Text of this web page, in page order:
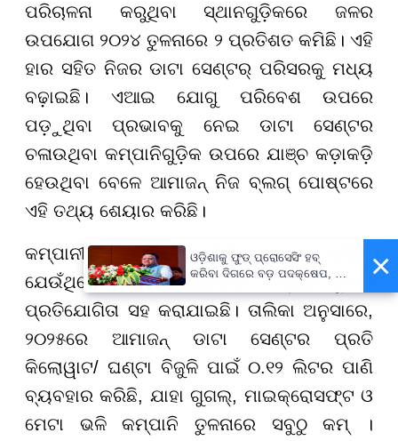
ପରିଚାଳନା କରୁଥିବା ସ୍ଥାନଗୁଡ଼ିକରେ ଜଳର
ଉପଯୋଗ ୨୦୨୪ ତୁଳନାରେ ୨ ପ୍ରତିଶତ କମିଛି। ଏହି
ହାର ସହିତ ନିଜର ଡାଟା ସେଣ୍ଟର୍ ପରିସରକୁ ମଧ୍ୟ
ବଢ଼ାଇଛି। ଏଆଇ ଯୋଗୁ ପରିବେଶ ଉପରେ
ପଡ଼ୁଥିବା ପ୍ରଭାବକୁ ନେଇ ଡାଟା ସେଣ୍ଟର
ଚଳାଉଥିବା କମ୍ପାନିଗୁଡ଼ିକ ଉପରେ ଯାଞ୍ଚ କଡ଼ାକଡ଼ି
ହେଉଥିବା ବେଳେ ଆମାଜନ୍ ନିଜ ବ୍ଲଗ୍ ପୋଷ୍ଟରେ
ଏହି ତଥ୍ୟ ଶେୟାର କରିଛି।
କମ୍ପାନୀ ପୋଷ୍ଟରେ ଏକ ତାଲିକା ଶେୟାର କରିଛି,
ଯେଉଁଥିରେ ପାଣି ଉପଯୋଗର ତଥ୍ୟର ତୁଳନା
ପ୍ରତିଯୋଗିତା ସହ କରାଯାଇଛି। ତାଲିକା ଅନୁସାରେ,
୨୦୨୫ରେ ଆମାଜନ୍ ଡାଟା ସେଣ୍ଟର ପ୍ରତି
କିଲୋୱାଟ/ ଘଣ୍ଟା ବିଜୁଳି ପାଇଁ ୦.୧୨ ଲିଟର ପାଣି
ବ୍ୟବହାର କରିଛି, ଯାହା ଗୁଗଲ୍, ମାଇକ୍ରୋସଫ୍ଟ ଓ
ମେଟା ଭଳି କମ୍ପାନି ତୁଳନାରେ ସବୁଠୁ କମ୍ ।
×
ଓଡ଼ିଶାକୁ ଫୁଡ୍ ପ୍ରୋସେସିଂ ହବ୍
କରିବା ଦିଗରେ ବଡ଼ ପଦକ୍ଷେପ, ୪୨